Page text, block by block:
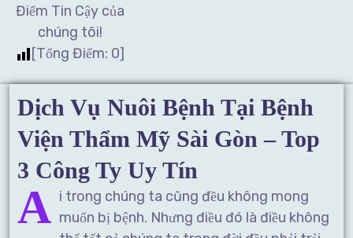
Điểm Tin Cậy của
chúng tôi!
[Tổng Điểm: 0]
Dịch Vụ Nuôi Bệnh Tại Bệnh
Viện Thẩm Mỹ Sài Gòn – Top
3 Công Ty Uy Tín
A i trong chúng ta cũng đều không mong
muốn bị bệnh. Nhưng điều đó là điều không